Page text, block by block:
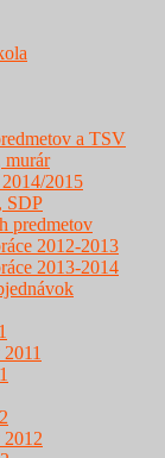
a TSV
murár
2015
SDP
predmetov
2012-2013
2013-2014